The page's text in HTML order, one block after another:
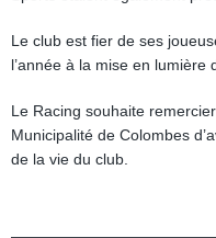
Le club est fier de ses
l’année à la mise en lumière
Le Racing souhaite
Municipalité de Colombes
de la vie du club.